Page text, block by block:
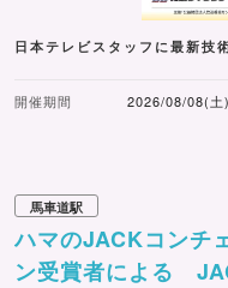
日本テレビスタッフに最新技
開催期間 2026/08/08(土)
馬車道駅
ハマのJACKコンチ
ン受賞者による